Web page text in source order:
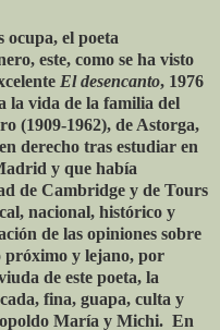
ocupa, el poeta
este, como se ha visto
El desencanto, 1976
la vida de la familia del
(1909-1962), de Astorga,
derecho tras estudiar en
y que había
de Cambridge y de Tours
nacional, histórico y
de las opiniones sobre
próximo y lejano, por
de este poeta, la
fina, guapa, culta y
María y Michi. En